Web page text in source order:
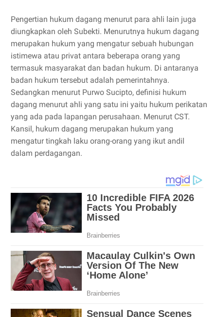
Pengertian hukum dagang menurut para ahli lain juga
diungkapkan oleh Subekti. Menurutnya hukum dagang
merupakan hukum yang mengatur sebuah hubungan
istimewa atau privat antara beberapa orang yang
termasuk masyarakat dan badan hukum. Di antaranya
badan hukum tersebut adalah pemerintahnya.
Sedangkan menurut Purwo Sucipto, definisi hukum
dagang menurut ahli yang satu ini yaitu hukum perikatan
yang ada pada lapangan perusahaan. Menurut CST.
Kansil, hukum dagang merupakan hukum yang
mengatur tingkah laku orang-orang yang ikut andil
dalam perdagangan.